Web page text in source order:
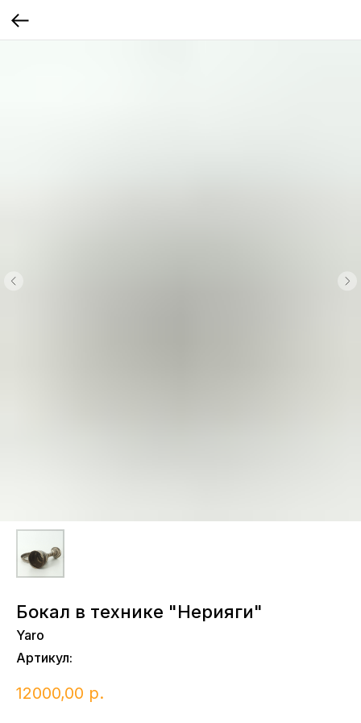
Бокал в технике "Нерияги"
Yaro
Артикул:
12000,00 р.